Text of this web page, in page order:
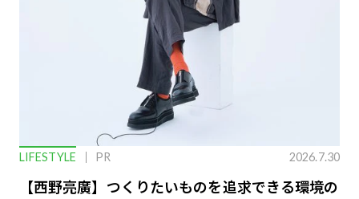
LIFESTYLE PR 2026.7.30
【西野亮廣】つくりたいものを追求できる環境の